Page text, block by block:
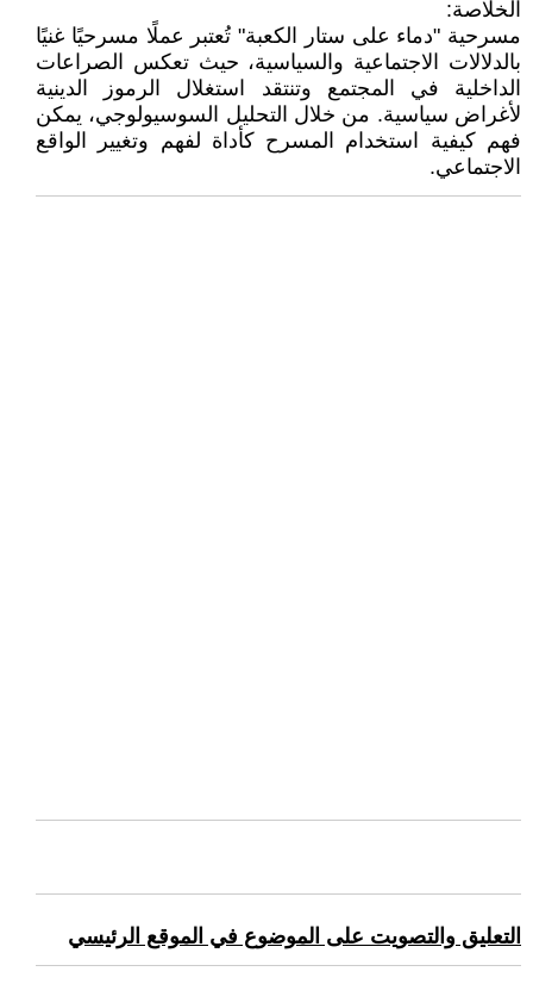
الخلاصة:
مسرحية "دماء على ستار الكعبة" تُعتبر عملًا مسرحيًا غنيًا
بالدلالات الاجتماعية والسياسية، حيث تعكس الصراعات
الداخلية في المجتمع وتنتقد استغلال الرموز الدينية
لأغراض سياسية. من خلال التحليل السوسيولوجي، يمكن
فهم كيفية استخدام المسرح كأداة لفهم وتغيير الواقع
الاجتماعي.
التعليق والتصويت على الموضوع في الموقع الرئيسي